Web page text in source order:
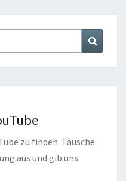
zu finden. Tausche
aus und gib uns